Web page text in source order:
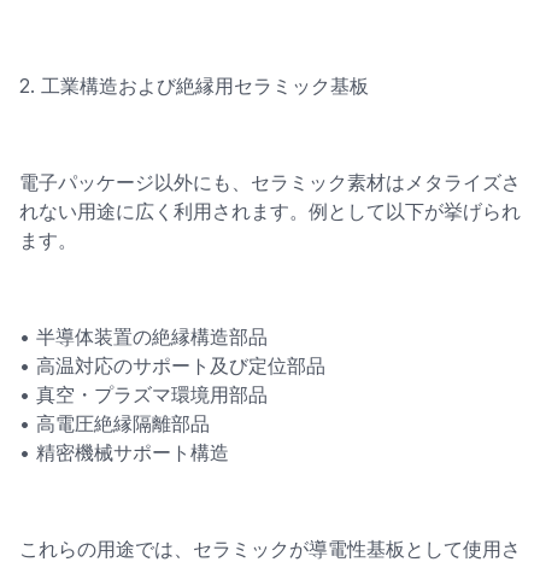
2. 工業構造および絶縁用セラミック基板
電子パッケージ以外にも、セラミック素材はメタライズさ
れない用途に広く利用されます。例として以下が挙げられ
ます。
• 半導体装置の絶縁構造部品
• 高温対応のサポート及び定位部品
• 真空・プラズマ環境用部品
• 高電圧絶縁隔離部品
• 精密機械サポート構造
これらの用途では、セラミックが導電性基板として使用さ